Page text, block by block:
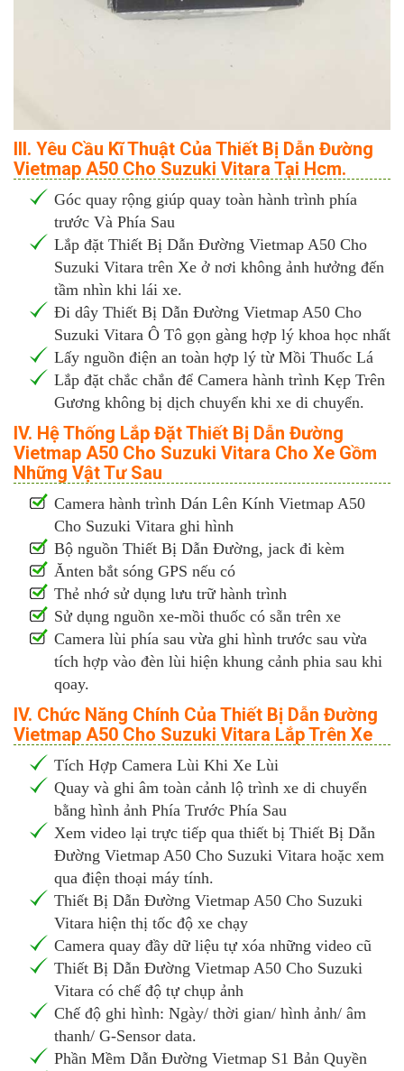
III. Yêu Cầu Kĩ Thuật Của Thiết Bị Dẫn Đường
Vietmap A50 Cho Suzuki Vitara Tại Hcm.
Góc quay rộng giúp quay toàn hành trình phía
trước Và Phía Sau
Lắp đặt Thiết Bị Dẫn Đường Vietmap A50 Cho
Suzuki Vitara trên Xe ở nơi không ảnh hưởng đến
tầm nhìn khi lái xe.
Đi dây Thiết Bị Dẫn Đường Vietmap A50 Cho
Suzuki Vitara Ô Tô gọn gàng hợp lý khoa học nhất
Lấy nguồn điện an toàn hợp lý từ Mồi Thuốc Lá
Lắp đặt chắc chắn để Camera hành trình Kẹp Trên
Gương không bị dịch chuyển khi xe di chuyển.
IV. Hệ Thống Lắp Đặt Thiết Bị Dẫn Đường
Vietmap A50 Cho Suzuki Vitara Cho Xe Gồm
Những Vật Tư Sau
Camera hành trình Dán Lên Kính Vietmap A50
Cho Suzuki Vitara ghi hình
Bộ nguồn Thiết Bị Dẫn Đường, jack đi kèm
Ănten bắt sóng GPS nếu có
Thẻ nhớ sử dụng lưu trữ hành trình
Sử dụng nguồn xe-mồi thuốc có sẵn trên xe
Camera lùi phía sau vừa ghi hình trước sau vừa
tích hợp vào đèn lùi hiện khung cảnh phia sau khi
qoay.
IV. Chức Năng Chính Của Thiết Bị Dẫn Đường
Vietmap A50 Cho Suzuki Vitara Lắp Trên Xe
Tích Hợp Camera Lùi Khi Xe Lùi
Quay và ghi âm toàn cảnh lộ trình xe di chuyển
bằng hình ảnh Phía Trước Phía Sau
Xem video lại trực tiếp qua thiết bị Thiết Bị Dẫn
Đường Vietmap A50 Cho Suzuki Vitara hoặc xem
qua điện thoại máy tính.
Thiết Bị Dẫn Đường Vietmap A50 Cho Suzuki
Vitara hiện thị tốc độ xe chạy
Camera quay đầy dữ liệu tự xóa những video cũ
Thiết Bị Dẫn Đường Vietmap A50 Cho Suzuki
Vitara có chế độ tự chụp ảnh
Chế độ ghi hình: Ngày/ thời gian/ hình ảnh/ âm
thanh/ G-Sensor data.
Phần Mềm Dẫn Đường Vietmap S1 Bản Quyền